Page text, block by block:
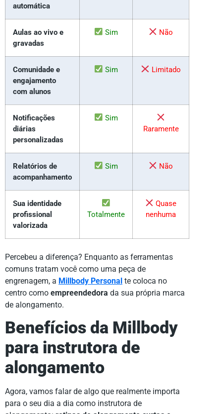
automática
Aulas ao vivo e
gravadas
Sim Não
Comunidade e
engajamento
com alunos
Sim Limitado
Notificações
diárias
personalizadas
Sim
Raramente
Relatórios de
acompanhamento
Sim Não
Sua identidade
profissional
valorizada
Totalmente
Quase
nenhuma
Percebeu a diferença? Enquanto as ferramentas
comuns tratam você como uma peça de
engrenagem, a Millbody Personal te coloca no
centro como empreendedora da sua própria marca
de alongamento.
Benefícios da Millbody
para instrutora de
alongamento
Agora, vamos falar de algo que realmente importa
para o seu dia a dia como instrutora de